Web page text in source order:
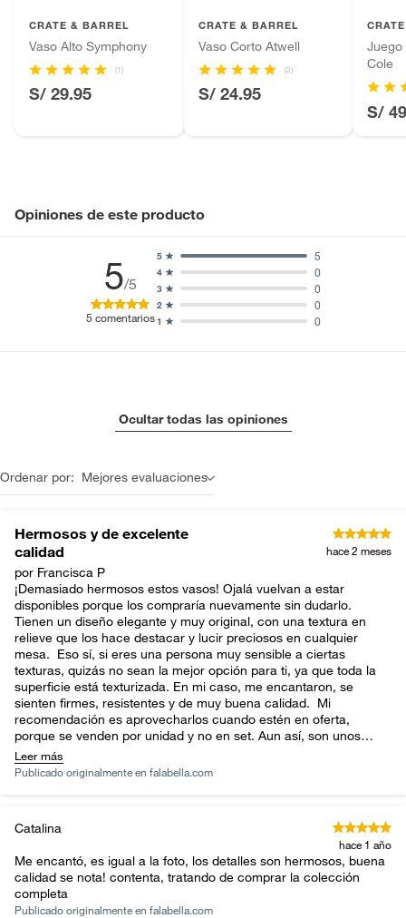
Productos que hayan sido previamente instalados.
Baterías de auto.
Motocicletas y bicicletas motorizadas.
Licores y cigarros electrónicos.
CRATE & BARREL
Vaso Alto Symphony
(1)
S/ 29.95
CRATE & BARREL
Vaso Corto Atwell
(2)
S/ 24.95
Juego
Cole
S/
Opiniones de este producto
5/5
5 comentarios1 0
2 0
3 0
4 0
5 5
Ocultar todas las opiniones
Ordenar por: Mejores evaluaciones
Hermosos y de excelente
calidad
por Francisca P
hace 2 meses
¡Demasiado hermosos estos vasos! Ojalá vuelvan a estar
disponibles porque los compraría nuevamente sin dudarlo.
Tienen un diseño elegante y muy original, con una textura en
relieve que los hace destacar y lucir preciosos en cualquier
mesa. Eso sí, si eres una persona muy sensible a ciertas
texturas, quizás no sean la mejor opción para ti, ya que toda la
superficie está texturizada. En mi caso, me encantaron, se
sienten firmes, resistentes y de muy buena calidad. Mi
recomendación es aprovecharlos cuando estén en oferta,
porque se venden por unidad y no en set. Aun así, son unos
vasos preciosos que realmente valen la pena
Leer más
Publicado originalmente en falabella.com
Catalina
hace 1 año
Me encantó, es igual a la foto, los detalles son hermosos, buena
calidad se nota! contenta, tratando de comprar la colección
completa
Publicado originalmente en falabella.com